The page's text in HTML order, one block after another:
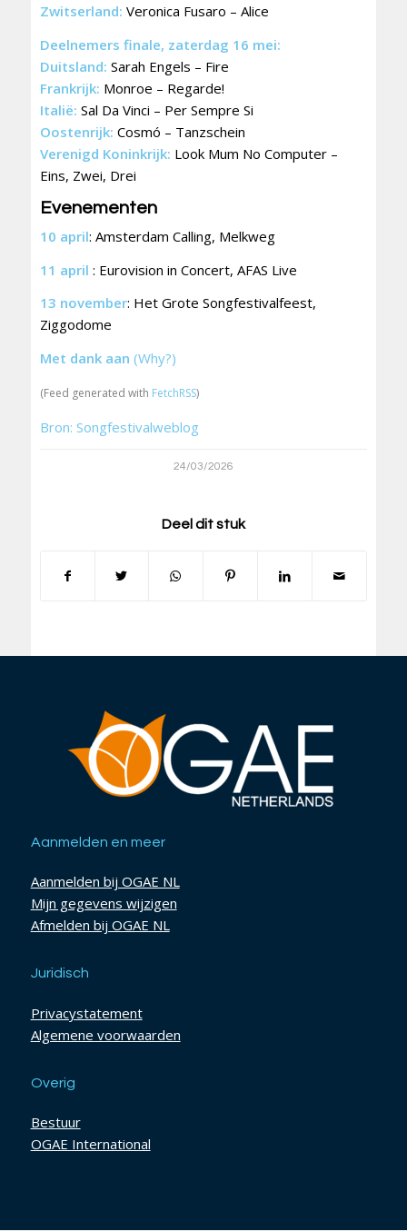
Zwitserland: Veronica Fusaro – Alice
Deelnemers finale, zaterdag 16 mei:
Duitsland: Sarah Engels – Fire
Frankrijk: Monroe – Regarde!
Italië: Sal Da Vinci – Per Sempre Si
Oostenrijk: Cosmó – Tanzschein
Verenigd Koninkrijk: Look Mum No Computer –
Eins, Zwei, Drei
Evenementen
10 april: Amsterdam Calling, Melkweg
11 april : Eurovision in Concert, AFAS Live
13 november: Het Grote Songfestivalfeest,
Ziggodome
Met dank aan (Why?)
(Feed generated with FetchRSS)
Bron: Songfestivalweblog
24/03/2026
Deel dit stuk
Aanmelden en meer
Aanmelden bij OGAE NL
Mijn gegevens wijzigen
Afmelden bij OGAE NL
Juridisch
Privacystatement
Algemene voorwaarden
Overig
Bestuur
OGAE International